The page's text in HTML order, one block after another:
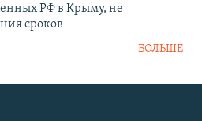
РФ в Крыму, не
сроков
БОЛЬШЕ